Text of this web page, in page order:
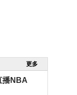
更多
播NBA